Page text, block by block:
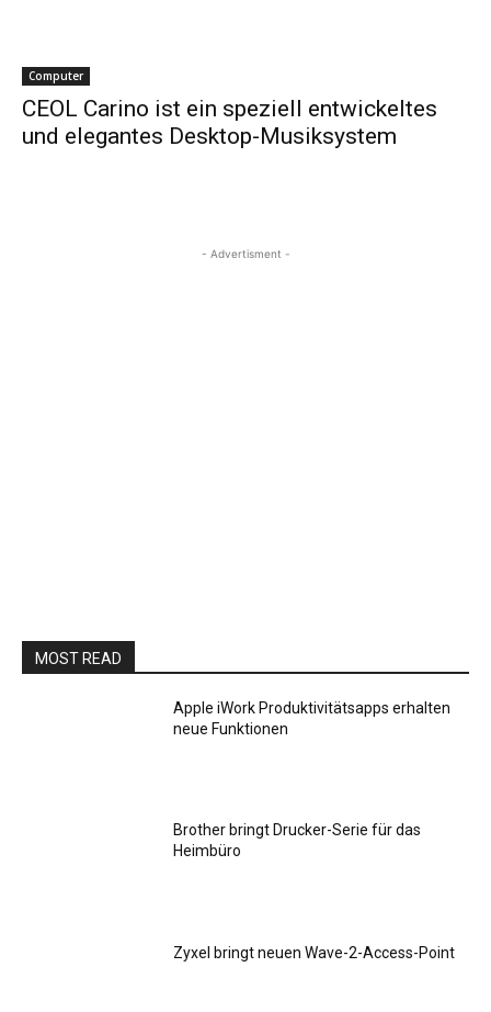
Computer
CEOL Carino ist ein speziell entwickeltes
und elegantes Desktop-Musiksystem
- Advertisment -
MOST READ
Apple iWork Produktivitätsapps erhalten
neue Funktionen
Brother bringt Drucker-Serie für das
Heimbüro
Zyxel bringt neuen Wave-2-Access-Point